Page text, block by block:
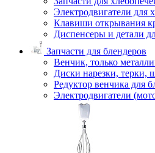
Электродвигатели для
Клавиши открывания
Диспенсеры и детали
Запчасти для блендеров
Венчик, только
Диски нарезки, терки,
Редуктор венчика для
Электродвигатели